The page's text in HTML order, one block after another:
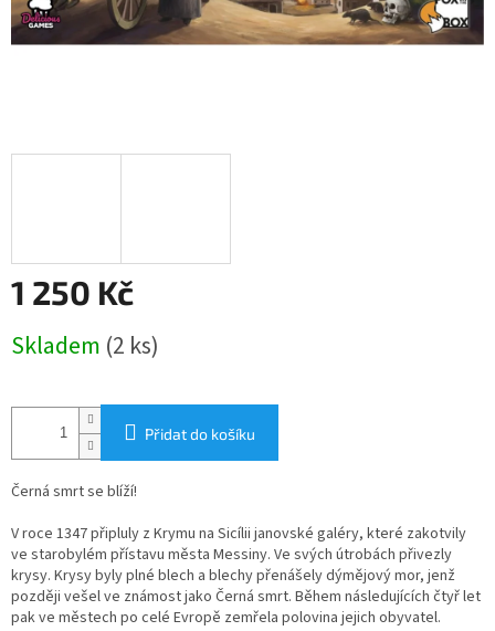
1 250 Kč
cena:
Skladem (2 ks)
Přidat do košíku
Černá smrt se blíží!
V roce 1347 připluly z Krymu na Sicílii janovské galéry, které zakotvily
ve starobylém přístavu města Messiny. Ve svých útrobách přivezly
krysy. Krysy byly plné blech a blechy přenášely dýmějový mor, jenž
později vešel ve známost jako Černá smrt. Během následujících čtyř let
pak ve městech po celé Evropě zemřela polovina jejich obyvatel.